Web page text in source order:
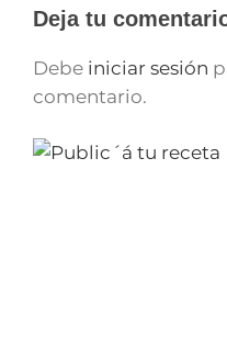
Deja tu
Debe iniciar sesión
comentario.